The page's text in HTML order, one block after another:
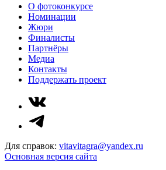
О фотоконкурсе
Номинации
Жюри
Финалисты
Партнёры
Медиа
Контакты
Поддержать проект
Для справок: vitavitagra@yandex.ru
Основная версия сайта